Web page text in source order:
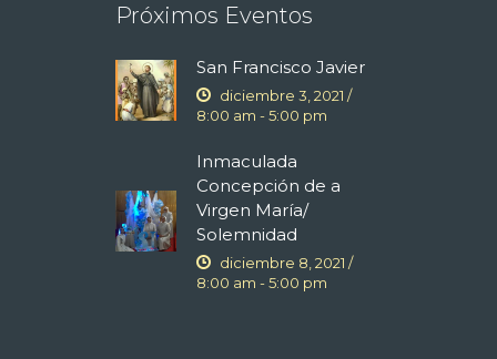
Próximos Eventos
San Francisco Javier
diciembre 3, 2021 /
8:00 am -5:00 pm
Inmaculada
Concepción de a
Virgen María/
Solemnidad
diciembre 8, 2021 /
8:00 am -5:00 pm